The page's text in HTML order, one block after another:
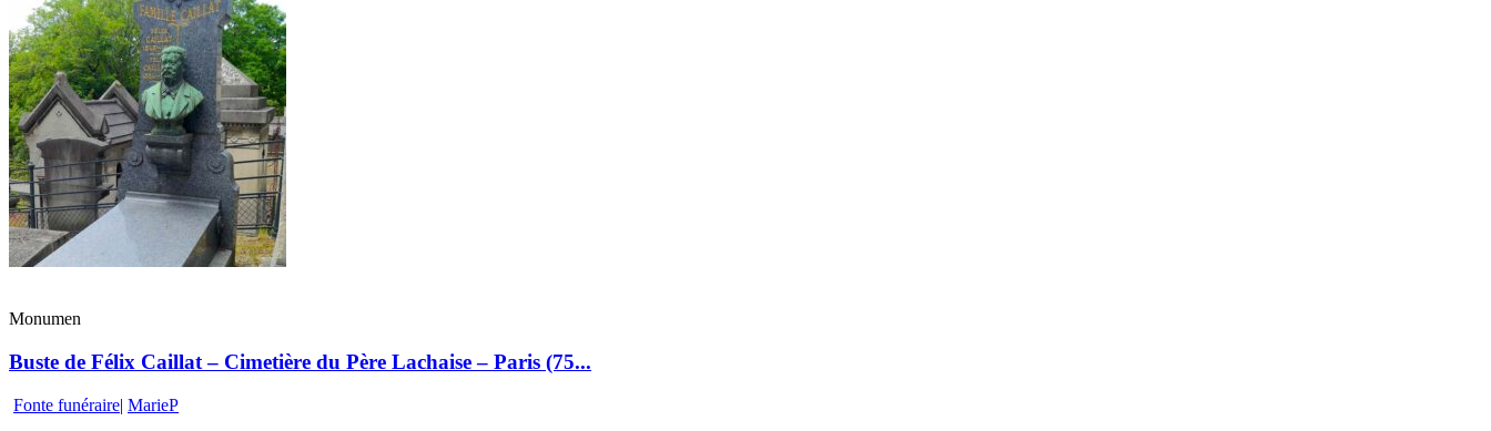
Monumen
Buste de Félix Caillat – Cimetière du Père Lachaise – Paris (75...
Fonte funéraire| MarieP